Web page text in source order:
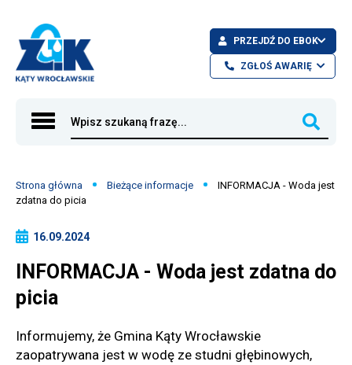
INFORMACJA
Woda
jest
picia
ZGK
Kąty
Wrocławskie
Skip
to
main
menu
Przejdź
do
treści
Skip
to
search
Skip
to
footer
PRZEJDŹ DO EBOK
WILL
NOWY EBOK
WILL
EBOK
ZGŁOŚ AWARIĘ
Telefony awaryjne:
Główna
nawigacja
Szukaj
Ścieżka
Strona główna Bieżące informacje
INFORMACJA - Woda jest
zdatna do picia
16.09.2024
INFORMACJA - Woda jest zdatna do
picia
Informujemy, że Gmina Kąty Wrocławskie
zaopatrywana jest w wodę ze studni głębinowych,